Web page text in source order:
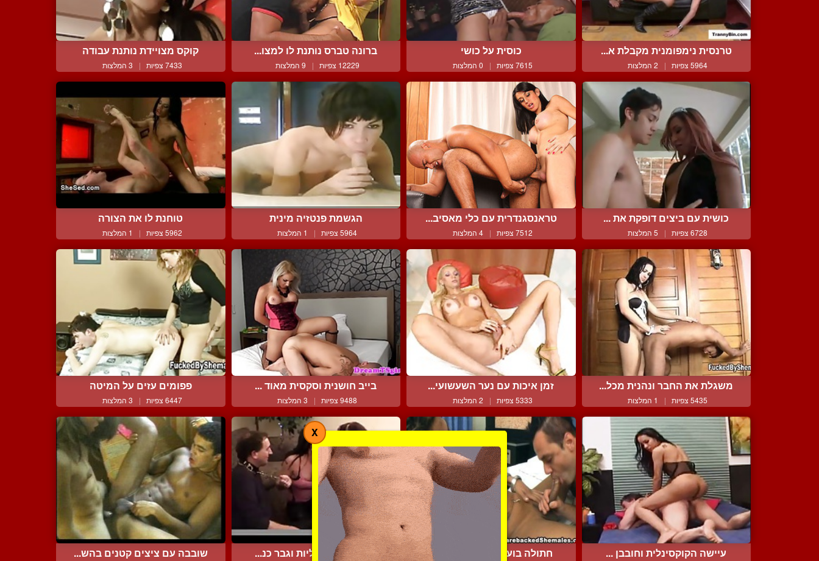
טרנסית נימפומנית מקבלת א...
5964 צפיות | 2 המלצות
כוסית על כושי
7615 צפיות | 0 המלצות
ברונה טברס נותנת לו למצו...
12229 צפיות | 9 המלצות
קוקס מצויידת נותנת עבודה
7433 צפיות | 3 המלצות
כושית עם ביצים דופקת את ...
6728 צפיות | 5 המלצות
טראנסגנדרית עם כלי מאסיב...
7512 צפיות | 4 המלצות
הגשמת פנטזיה מינית
5964 צפיות | 1 המלצות
טוחנת לו את הצורה
5962 צפיות | 1 המלצות
משגלת את החבר ונהנית מכל...
5435 צפיות | 1 המלצות
זמן איכות עם נער השעשועי...
5333 צפיות | 2 המלצות
בייב חושנית וסקסית מאוד ...
9488 צפיות | 3 המלצות
פפומים עזים על המיטה
6447 צפיות | 3 המלצות
עיישה הקוקסינלית וחובבן ... חתולה בועלת לו את הרקטום תאומות קוקסנליות וגבר כנ... שובבה עם ציצים קטנים בהש...
X